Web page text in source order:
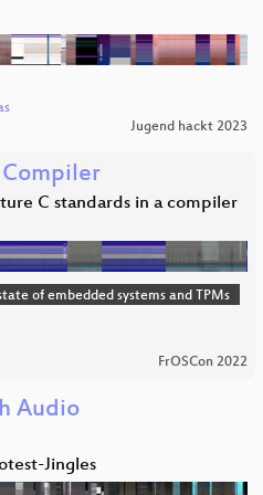
Jugend hackt 2023
Compiler
C standards in a compiler
of embedded systems and TPMs
FrOSCon 2022
Audio
Jingles